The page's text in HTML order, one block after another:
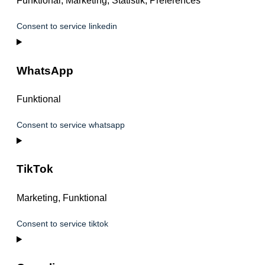
Consent to service linkedin
WhatsApp
Funktional
Consent to service whatsapp
TikTok
Marketing, Funktional
Consent to service tiktok